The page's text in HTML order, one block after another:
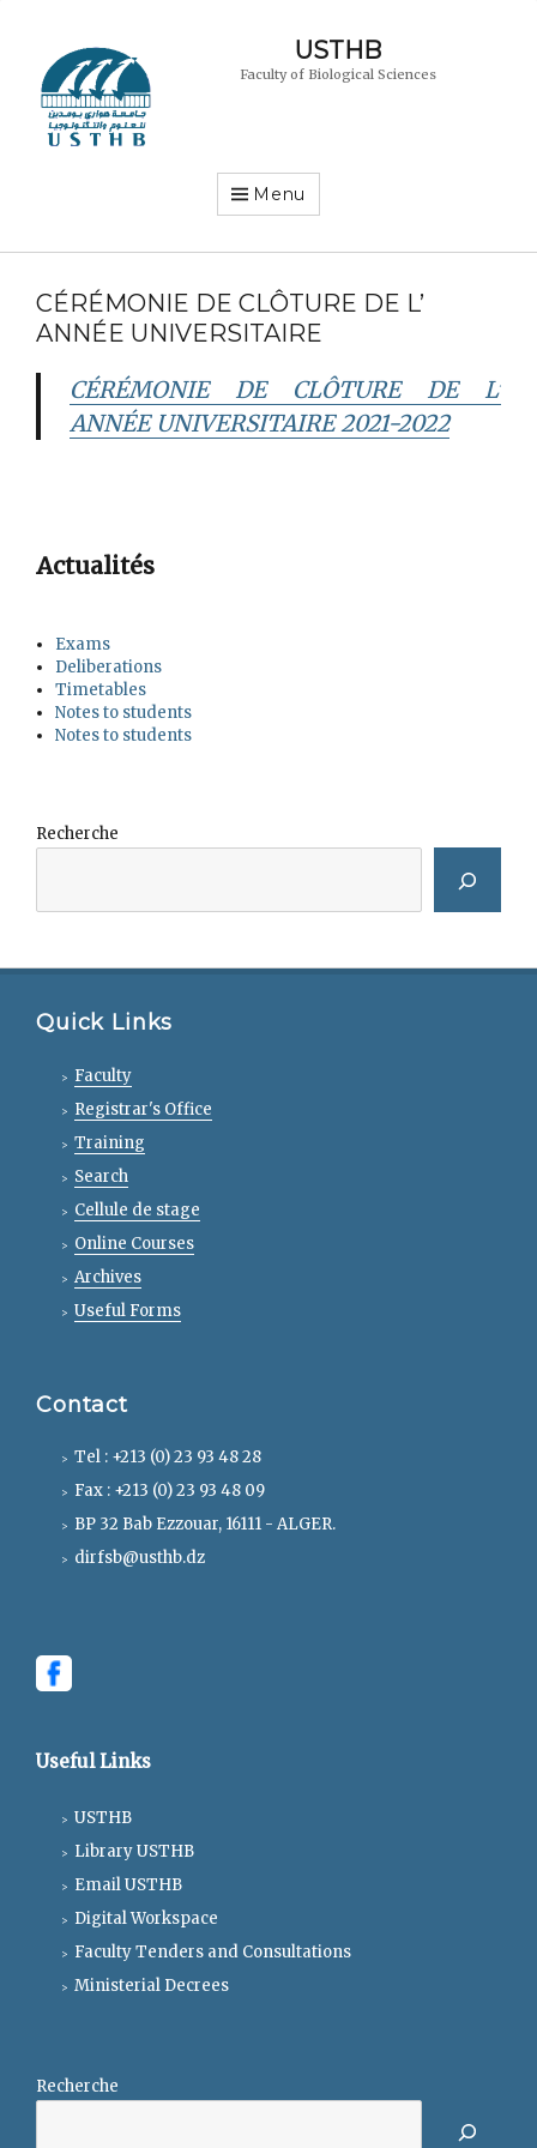
USTHB
Faculty of Biological Sciences
Menu
CÉRÉMONIE DE CLÔTURE DE L’
ANNÉE UNIVERSITAIRE
CÉRÉMONIE DE CLÔTURE DE L’
ANNÉE UNIVERSITAIRE 2021-2022
Actualités
Exams
Deliberations
Timetables
Notes to students
Notes to students
Recherche
Quick Links
Faculty
Registrar's Office
Training
Search
Cellule de stage
Online Courses
Archives
Useful Forms
Contact
Tel : +213 (0) 23 93 48 28
Fax : +213 (0) 23 93 48 09
BP 32 Bab Ezzouar, 16111 - ALGER.
dirfsb@usthb.dz
Useful Links
USTHB
Library USTHB
Email USTHB
Digital Workspace
Faculty Tenders and Consultations
Ministerial Decrees
Recherche